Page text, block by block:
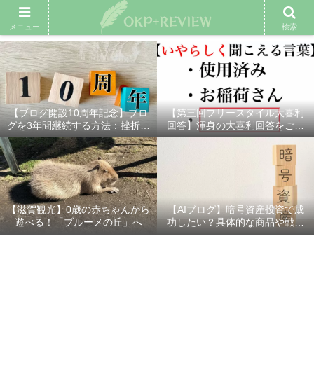
雑記ブログ プロフィール 余興動画 ベスト大喜利 スポ
【ブログ開設10周年記念】ブロ
グを3年間継続する方法：挫折し
ないための7つの秘訣
【第三回フリースタイル大喜利
回答】渾身の大喜利回答をご紹
介！
【滋賀観光】0歳の赤ちゃんから
遊べる！「ブルーメの丘」へ
【AIブログ】暗号資産投資で成
功したい？具体的な商品や戦略
を分かりやすく解説！
メニュー 検索